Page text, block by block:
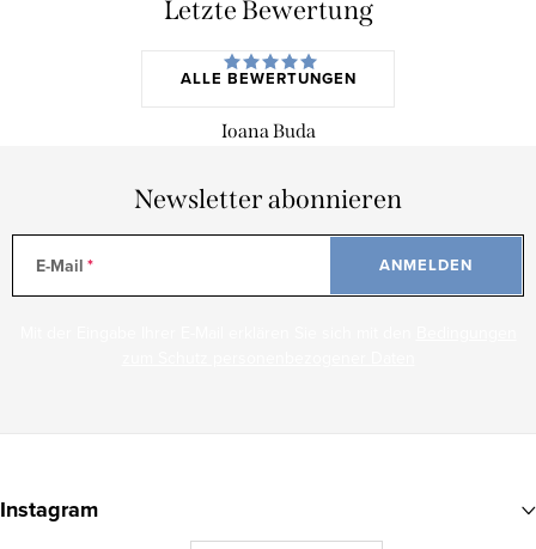
Letzte Bewertung
ALLE BEWERTUNGEN
Ioana Buda
Newsletter abonnieren
E-Mail ANMELDEN
uInstagram